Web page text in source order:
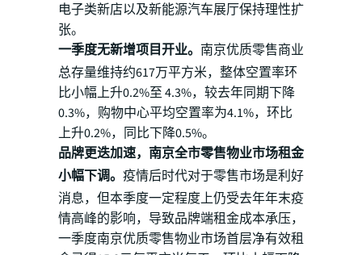
电子类新店以及新能源汽车展厅保持理性扩
张。
一季度无新增项目开业。 南京优质零售商业
总存量维持约617万平方米，整体空置率环
比小幅上升0.2%至 4.3%，较去年同期下降
0.3%，购物中心平均空置率为4.1%，环比
上升0.2%，同比下降0.5%。
品牌更迭加速，南京全市零售物业市场租金
小幅下调。 疫情后时代对于零售市场是利好
消息，但本季度一定程度上仍受去年年末疫
情高峰的影响，导致品牌端租金成本承压，
一季度南京优质零售物业市场首层净有效租